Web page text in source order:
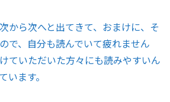
から次へと出てきて、おまけに、そ
で、自分も読んでいて疲れません
ていただいた方々にも読みやすいん
います。